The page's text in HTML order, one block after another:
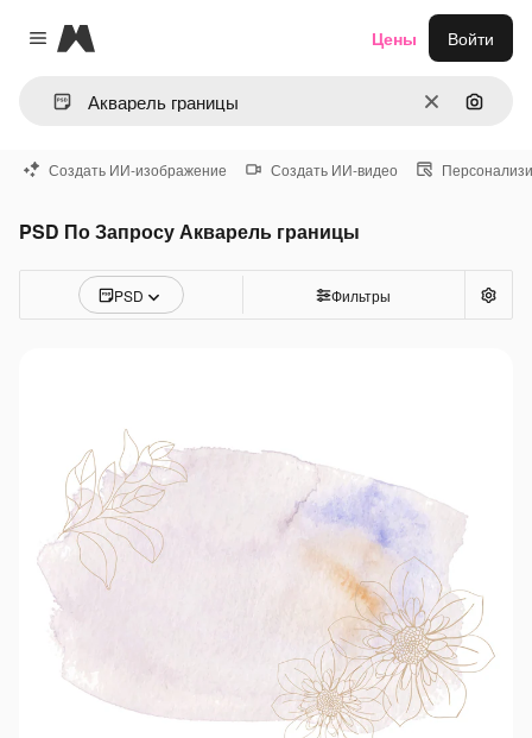
Close menu
Magnific
ОчиститьПоиск
Цены Войти
Создать ИИ-изображение Создать ИИ-видео
PSD По Запросу Акварель границы
PSD Фильтры